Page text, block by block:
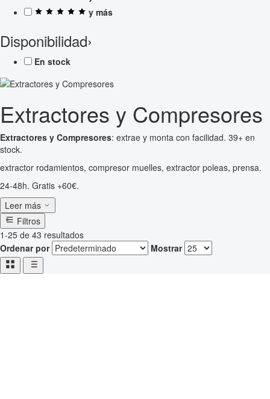
y más
Disponibilidad›
En stock
Extractores y Compresores
Extractores y Compresores: extrae y monta con facilidad. 39+ en
stock.
extractor rodamientos, compresor muelles, extractor poleas, prensa.
24-48h. Gratis +60€.
Leer más
Filtros
1-25 de 43 resultados
Ordenar por
Mostrar